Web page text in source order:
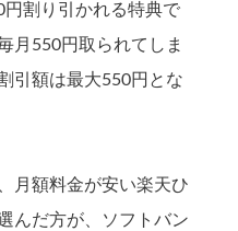
割り引かれる特典で
月550円取られてしま
引額は最大550円とな
月額料金が安い楽天ひ
んだ方が、ソフトバン